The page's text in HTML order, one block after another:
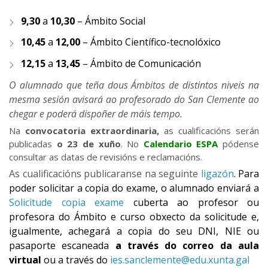
9,30a 10,30 – Ámbito Social
10,45a 12,00 – Ámbito Científico-tecnolóxico
12,15a 13,45 – Ámbito de Comunicación
O alumnado que teña dous Ámbitos de distintos niveis na
mesma sesión avisará ao profesorado do San Clemente ao
chegar e poderá dispoñer de máis tempo.
Na convocatoria extraordinaria, as cualificacións serán
publicadas o 23 de xuño. No Calendario ESPA pódense
consultar as datas de revisións e reclamacións.
As cualificacións publicaranse na seguinte ligazón. Para
poder solicitar a copia do exame, o alumnado enviará a
Solicitude copia exame cuberta ao profesor ou
profesora do Ámbito e curso obxecto da solicitude e,
igualmente, achegará a copia do seu DNI, NIE ou
pasaporte escaneada a través do correo da aula
virtual ou a través do ies.sanclemente@edu.xunta.gal